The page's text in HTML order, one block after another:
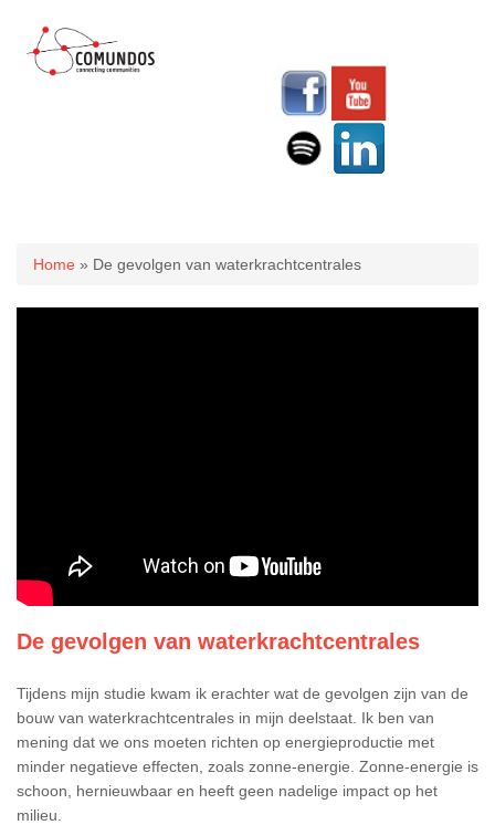
U bent hier
Home » De gevolgen van waterkrachtcentrales
De gevolgen van waterkrachtcentrales
Tijdens mijn studie kwam ik erachter wat de gevolgen zijn van de
bouw van waterkrachtcentrales in mijn deelstaat. Ik ben van
mening dat we ons moeten richten op energieproductie met
minder negatieve effecten, zoals zonne-energie. Zonne-energie is
schoon, hernieuwbaar en heeft geen nadelige impact op het
milieu.